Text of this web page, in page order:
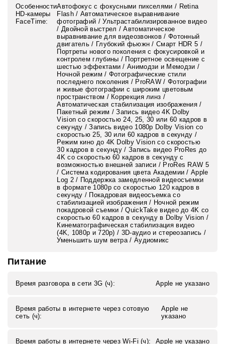
Особенности
HD-камеры
FaceTime:
Автофокус с фокусными пикселями / Retina
Flash / Автоматическое выравнивание
фотографий / Ультрастабилизированное видео
/ Двойной выстрел / Автоматическое
выравнивание для видеозвонков / Фотонный
двигатель / Глубокий фьюжн / Смарт HDR 5 /
Портреты нового поколения с фокусировкой и
контролем глубины / Портретное освещение с
шестью эффектами / Анимодзи и Мемодзи /
Ночной режим / Фотографические стили
последнего поколения / ProRAW / Фотографии
и живые фотографии с широким цветовым
пространством / Коррекция линз /
Автоматическая стабилизация изображения /
Пакетный режим / Запись видео 4K Dolby
Vision со скоростью 24, 25, 30 или 60 кадров в
секунду / Запись видео 1080p Dolby Vision со
скоростью 25, 30 или 60 кадров в секунду /
Режим кино до 4K Dolby Vision со скоростью
30 кадров в секунду / Запись видео ProRes до
4K со скоростью 60 кадров в секунду с
возможностью внешней записи / ProRes RAW 5
/ Система кодирования цвета Академии / Apple
Log 2 / Поддержка замедленной видеосъемки
в формате 1080p со скоростью 120 кадров в
секунду / Покадровая видеосъемка со
стабилизацией изображения / Ночной режим
покадровой съемки / QuickTake видео до 4K со
скоростью 60 кадров в секунду в Dolby Vision /
Кинематографическая стабилизация видео
(4K, 1080p и 720p) / 3D-аудио и стереозапись /
Уменьшить шум ветра / Аудиомикс
Питание
Время разговора в сети 3G (ч): Apple не указано
Время работы в интернете через сотовую
сеть (ч):
Apple не
указано
Время работы в интернете через Wi-Fi (ч): Apple не указано